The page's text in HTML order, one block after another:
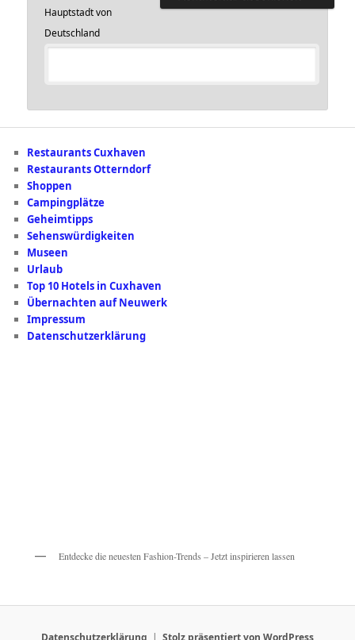
Hauptstadt von
Deutschland
Restaurants Cuxhaven
Restaurants Otterndorf
Shoppen
Campingplätze
Geheimtipps
Sehenswürdigkeiten
Museen
Urlaub
Top 10 Hotels in Cuxhaven
Übernachten auf Neuwerk
Impressum
Datenschutzerklärung
Entdecke die neuesten Fashion-Trends – Jetzt inspirieren lassen
Datenschutzerklärung Stolz präsentiert von WordPress